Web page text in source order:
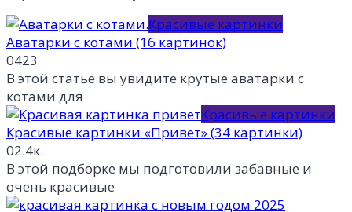
Красивые картинки
Аватарки с котами (16 картинок)
0423
В этой статье вы увидите крутые аватарки с
котами для
Красивые картинки
Красивые картинки «Привет» (34 картинки)
02.4к.
В этой подборке мы подготовили забавные и
очень красивые